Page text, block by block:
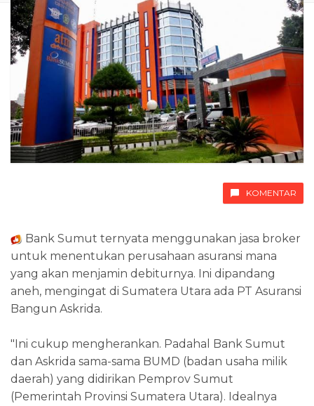
KOMENTAR
Bank Sumut ternyata menggunakan jasa broker
untuk menentukan perusahaan asuransi mana
yang akan menjamin debiturnya. Ini dipandang
aneh, mengingat di Sumatera Utara ada PT Asuransi
Bangun Askrida.
"Ini cukup mengherankan. Padahal Bank Sumut
dan Askrida sama-sama BUMD (badan usaha milik
daerah) yang didirikan Pemprov Sumut
(Pemerintah Provinsi Sumatera Utara). Idealnya